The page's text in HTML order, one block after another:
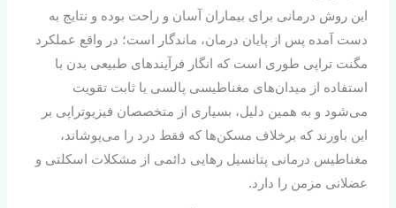
این روش درمانی برای بیماران آسان و راحت بوده و نتایج به
دست آمده پس از پایان درمان، ماندگار است؛ در واقع عملکرد
مگنت تراپی طوری است که انگار فرآیندهای طبیعی بدن با
استفاده از میدان‌های مغناطیسی پالسی یا ثابت تقویت
می‌شود و به همین دلیل، بسیاری از متخصصان فیزیوتراپی بر
این باورند که برخلاف مسکن‌ها که فقط درد را می‌پوشاند،
مغناطیس درمانی پتانسیل رهایی دائمی از مشکلات اسکلتی و
عضلانی مزمن را دارد.